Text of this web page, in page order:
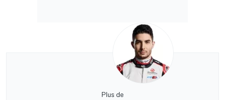
Plus de